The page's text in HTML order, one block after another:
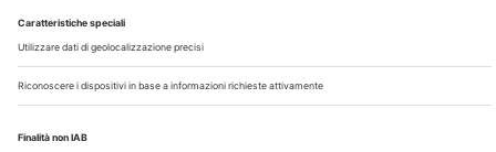
©2026 Edra S.p.a | www.edraspa.it | P.iva 08056040960
20134 Milano (Italy)